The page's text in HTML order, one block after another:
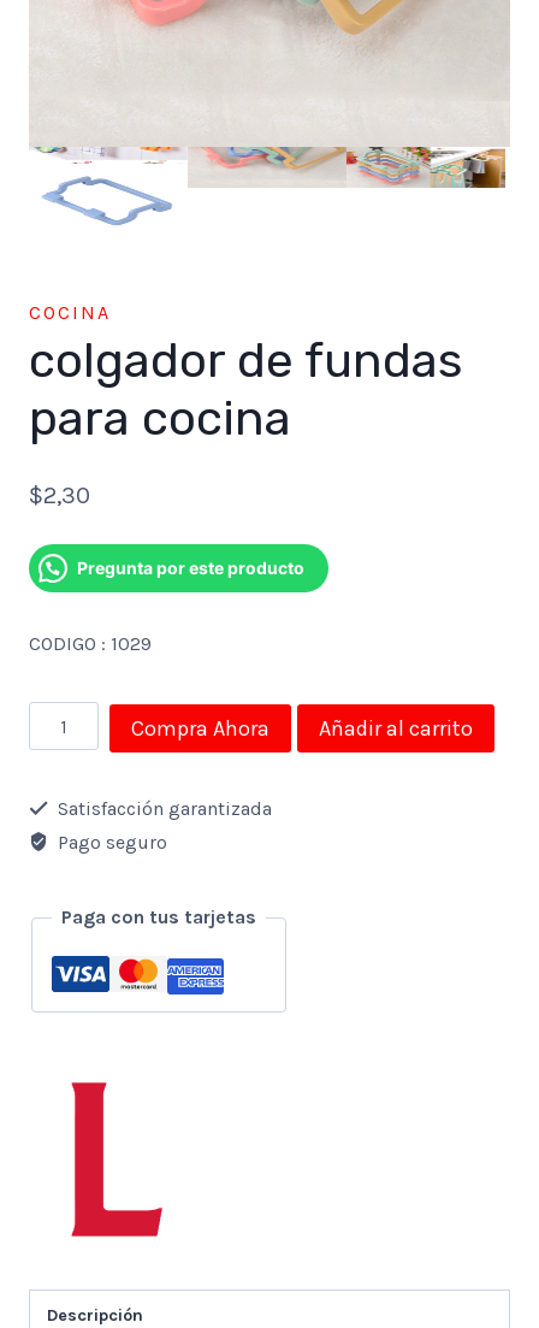
COCINA
colgador de fundas
para cocina
$2,30
Pregunta por este producto
CODIGO : 1029
colgador
de
fundas
para
cantidad
Compra Ahora Añadir al carrito
Satisfacción garantizada
Pago seguro
Paga con tus tarjetas
Descripción